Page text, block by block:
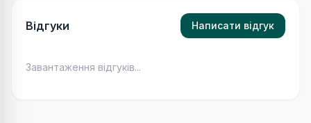
Відгуки Написати відгук
Завантаження відгуків...